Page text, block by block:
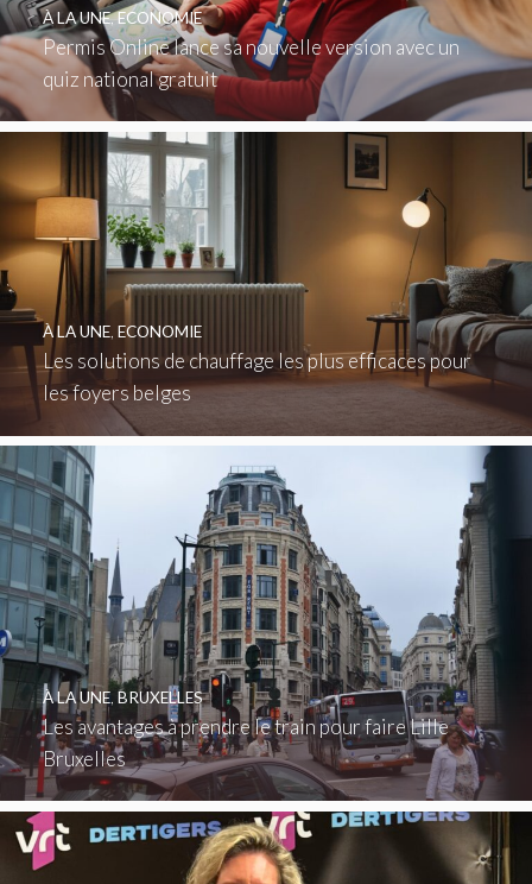
Permis Online lance sa nouvelle version avec un
quiz national gratuit
À LA UNE,ECONOMIE
Les solutions de chauffage les plus efficaces pour
les foyers belges
À LA UNE, ECONOMIE
Les avantages à prendre le train pour faire Lille
Bruxelles
À LA UNE, BRUXELLES